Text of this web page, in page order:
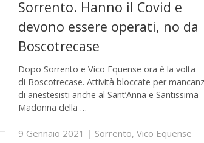
Sorrento. Hanno il Covid e
devono essere operati, no da
Boscotrecase
Dopo Sorrento e Vico Equense ora è la volta
di Boscotrecase. Attività bloccate per
di anestesisti anche al Sant’Anna e Santissima
Madonna della …
9 Gennaio 2021 | Sorrento, Vico Equense